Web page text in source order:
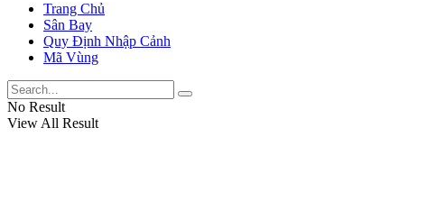
Trang Chủ
Sân Bay
Quy Định Nhập Cảnh
Mã Vùng
No Result
View All Result